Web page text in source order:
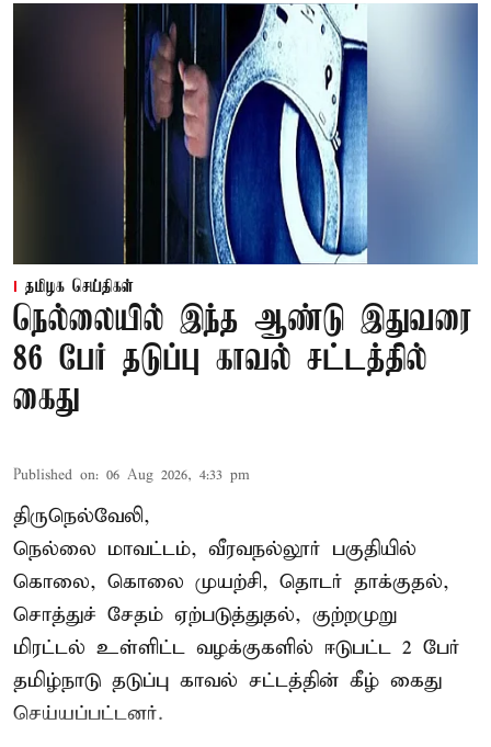
தமிழக செய்திகள்
நெல்லையில் இந்த ஆண்டு இதுவரை
86 பேர் தடுப்பு காவல் சட்டத்தில்
கைது
Published on: 06 Aug 2026, 4:33 pm
திருநெல்வேலி,
நெல்லை மாவட்டம், வீரவநல்லூர் பகுதியில்
கொலை, கொலை முயற்சி, தொடர் தாக்குதல்,
சொத்துச் சேதம் ஏற்படுத்துதல், குற்றமுறு
மிரட்டல் உள்ளிட்ட வழக்குகளில் ஈடுபட்ட 2 பேர்
தமிழ்நாடு தடுப்பு காவல் சட்டத்தின் கீழ் கைது
செய்யப்பட்டனர்.